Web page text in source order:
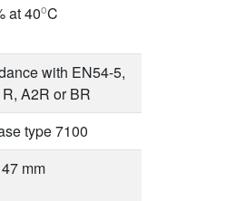
at 40oC
with EN54-5,
A2R or BR
type 7100
mm